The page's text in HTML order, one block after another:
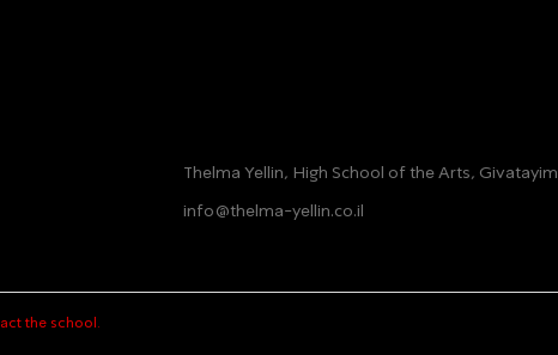
Thelma Yellin, High School of the Arts, Givatayim
info@thelma-yellin.co.il
the school.